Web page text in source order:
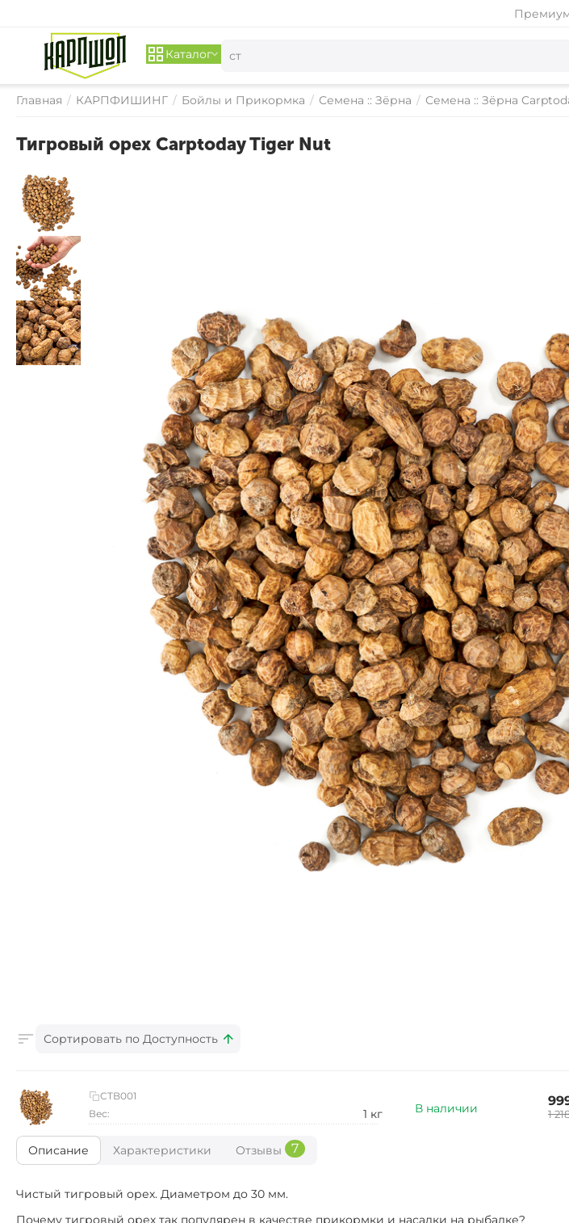
Каталог
Главная / КАРПФИШИНГ / Бойлы и Прикормка / Семена :: Зёрна / Семена :: Зёрна
Тигровый орех Carptoday Tiger Nut
Сортировать по Доступность
В наличии ‍1
CTB001
Вес:
1 кг
Описание Характеристики Отзывы 7
Чистый тигровый орех. Диаметром до 30 мм.
Почему тигровый орех так популярен в качестве прикормки и насадки на рыбалке?